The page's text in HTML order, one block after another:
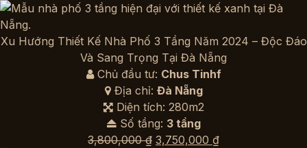
gốc
3,800,000 ₫.
hiện
là:
3,750,000 ₫.
Xu Hướng Thiết Kế Nhà Phố 3 Tầng Năm 2024 – Độc Đáo
Và Sang Trọng Tại Đà Nẵng
Chủ đầu tư: Chus Tinhf
Địa chỉ: Đà Nẵng
Diện tích: 280m2
Số tầng: 3 tầng
3,800,000₫ Giá
3,750,000 ₫Giá